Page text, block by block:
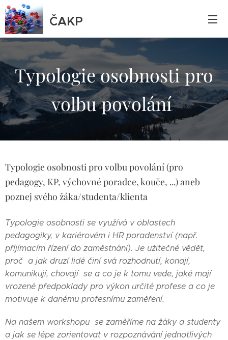
ČAKP
Typologie osobnosti pro
volbu povolání
Typologie osobnosti pro volbu povolání (pro
pedagogy, KP, výchovné poradce, kouče, ...) aneb
poznej svého žáka/studenta/klienta
Typologie osobnosti se využívá v oblastech
pedagogiky, v kariérovém i HR poradenství (např.
příjímacím řízení¨ do zaměstnání). Je užitečné vědět,
proč a jak druzí lidé činí svá rozhodnutí, konají,
komunikují, chovají se a co je k tomu vede, jaké mají
vrozené předpoklady pro výkon určité profese a co je
motivuje k danému profesnímu zaměření.
Na našem workshopu se zaměříme na žáky a studenty
a jak se lépe zorientovat v rozpoznávání jednotlivých